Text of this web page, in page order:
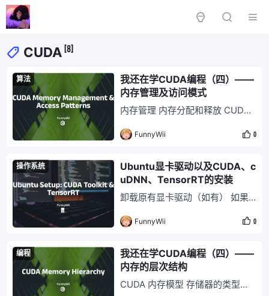
CUDA [8]
算法
我还在学CUDA编程（四）——
内存管理及访问模式
内存管理 内存分配和释放 CUDA
两个异构系统，每个系统都有相对
中，可以使用下面的函数分配 De
vice 全局内存： cudaError_t cud
unt
FunnyWii 0
操作系统
Ubuntu显卡驱动以及CUDA、c
uDNN、TensorRT的安装
卸载原有显卡驱动（如有） 如果
新的显卡驱动可能会报错。建议先
及版本安装情况 ls /usr/src | grep
nvidia # 进入安装目录，用驱动自
dia-* sudo nvid
FunnyWii 0
编程
我还在学CUDA编程（四）——
内存的层次结构
CUDA 内存模型 存储器的类型有